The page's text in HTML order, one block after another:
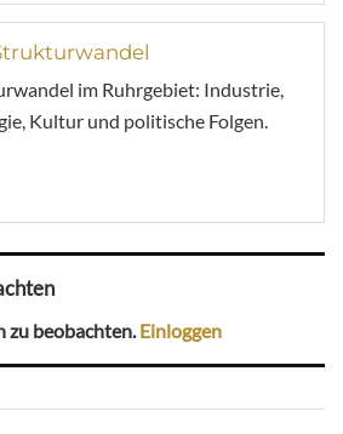
im Ruhrgebiet: Industrie,
Kultur und politische Folgen.
zu beobachten.Einloggen